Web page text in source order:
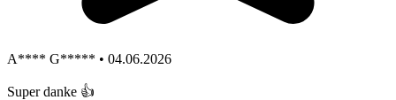
A**** G***** • 04.06.2026
Super danke 👍